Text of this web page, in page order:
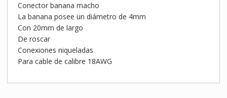
Conector banana macho
La banana posee un diámetro de 4mm
Con 20mm de largo
De roscar
Conexiones niqueladas
Para cable de calibre 18AWG